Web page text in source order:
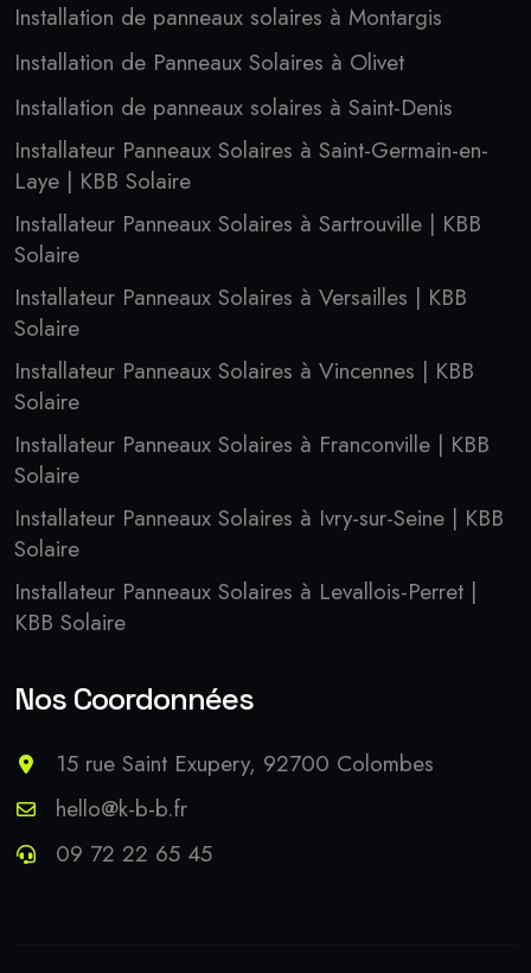
Installation de panneaux solaires à Montargis
Installation de Panneaux Solaires à Olivet
Installation de panneaux solaires à Saint-Denis
Installateur Panneaux Solaires à Saint-Germain-en-
Laye | KBB Solaire
Installateur Panneaux Solaires à Sartrouville | KBB
Solaire
Installateur Panneaux Solaires à Versailles | KBB
Solaire
Installateur Panneaux Solaires à Vincennes | KBB
Solaire
Installateur Panneaux Solaires à Franconville | KBB
Solaire
Installateur Panneaux Solaires à Ivry-sur-Seine | KBB
Solaire
Installateur Panneaux Solaires à Levallois-Perret |
KBB Solaire
Nos Coordonnées
15 rue Saint Exupery, 92700 Colombes
hello@k-b-b.fr
09 72 22 65 45